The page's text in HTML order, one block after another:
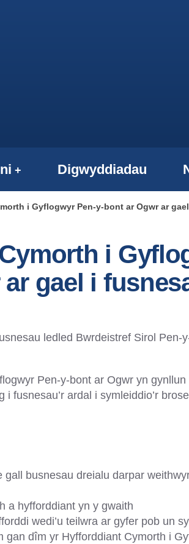
Digwyddiadau
i Gyflogwyr Pen-y-bont ar Ogwr ar
i
gael i
ledled Bwrdeistref Sirol Pen-
Pen-y-bont ar Ogwr yn
i fusnesau’r ardal i symleiddio’r
gall busnesau dreialu darpar
a hyfforddiant yn y gwaith
wedi’u teilwra ar gyfer pob un
gan dîm yr Hyfforddiant Cymorth i